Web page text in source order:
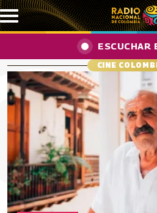
Pasar al contenido principal
ESCUCHAR
CINE